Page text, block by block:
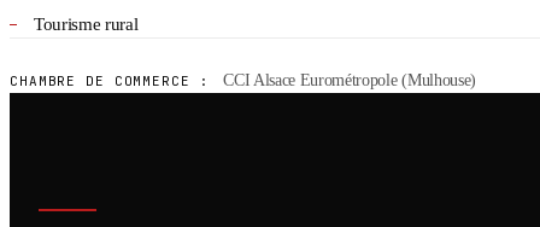
Tourisme rural
CHAMBRE DE COMMERCE : CCI Alsace Eurométropole (Mulhouse)